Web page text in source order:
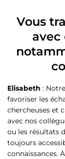
Vous
avec
Elisabeth :
favoriser les
chercheuses et
avec nos
ou les résultats
toujours
connaissances.